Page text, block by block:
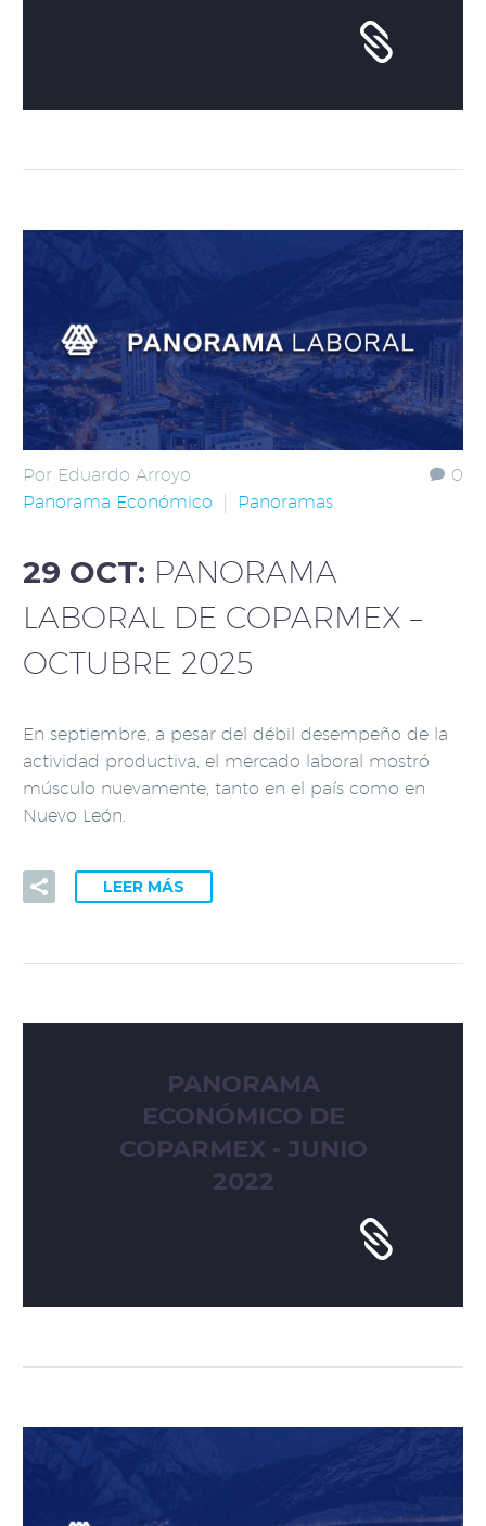
0
Por Eduardo Arroyo
Panorama Económico
Panoramas
29 OCT: PANORAMA
LABORAL DE COPARMEX –
OCTUBRE 2025
En septiembre, a pesar del débil desempeño de la
actividad productiva, el mercado laboral mostró
músculo nuevamente, tanto en el país como en
Nuevo León.
LEER MÁS
PANORAMA
ECONÓMICO DE
COPARMEX - JUNIO
2022